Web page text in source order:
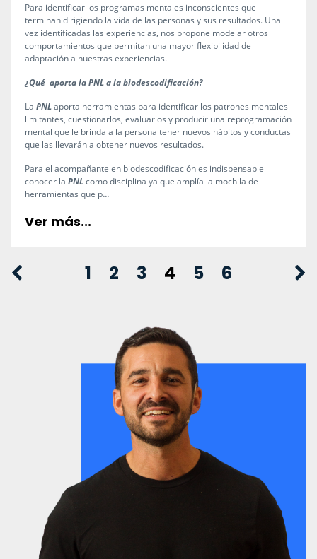
Para identificar los programas mentales inconscientes que
terminan dirigiendo la vida de las personas y sus resultados. Una
vez identificadas las experiencias, nos propone modelar otros
comportamientos que permitan una mayor flexibilidad de
adaptación a nuestras experiencias.
¿Qué aporta la PNL a la biodescodificación?
La PNLaporta herramientas para identificar los patrones mentales
limitantes, cuestionarlos, evaluarlos y producir una reprogramación
mental que le brinda a la persona tener nuevos hábitos y conductas
que las llevarán a obtener nuevos resultados.
Para el acompañante en biodescodificación es indispensable
conocer la PNLcomo disciplina ya que amplía la mochila de
herramientas que p...
Ver más...
1 2 3 4 5 6